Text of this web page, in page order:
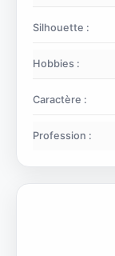
Silhouette :
Hobbies :
Caractère :
Profession :